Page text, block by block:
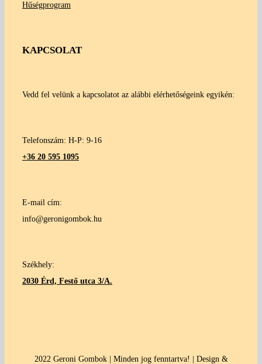
Hűségprogram
KAPCSOLAT
Vedd fel velünk a kapcsolatot az alábbi elérhetőségeink egyikén:
Telefonszám: H-P: 9-16
+36 20 595 1095
E-mail cím:
info@geronigombok.hu
Székhely:
2030 Érd, Festő utca 3/A.
2022 Geroni Gombok | Minden jog fenntartva! | Design &